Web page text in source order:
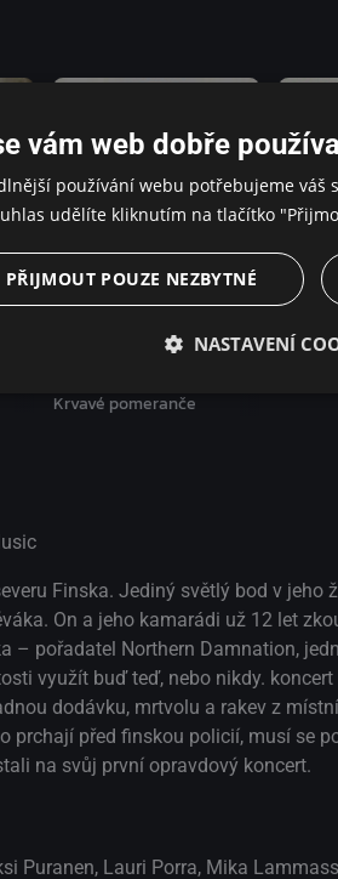
z léčebny
prchají před
armádě a
dostali na svůj
Krvavé pomeranče
Finska. Jediný světlý bod v jeho
On a jeho kamarádi už 12 let
– pořadatel Northern Damnation,
využít buď teď, nebo nikdy.
dodávku, mrtvolu a rakev z
prchají před finskou policií, musí se
na svůj první opravdový koncert.
Puranen, Lauri Porra, Mika
vám web dobře
používání webu potřebujeme váš
udělíte kliknutím na tlačítko
PŘIJMOUT POUZE NEZBYTNÉ
NASTAVENÍ